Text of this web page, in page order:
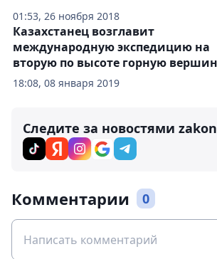
01:53, 26 ноября 2018
18:08, 08 января 2019
Казахстанец возглавит
международную экспедицию на
вторую по высоте горную
Следите за новостями
Комментарии 0